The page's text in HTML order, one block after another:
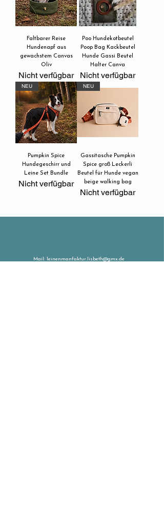
Faltbarer Reise
Hundenapf aus
gewachstem Canvas
Oliv
Nicht verfügbar
Poo Hundekotbeutel
Poop Bag Kackbeutel
Hunde Gassi Beutel
Halter Canva
Nicht verfügbar
NEU
Pumpkin Spice
Hundegeschirr und
Leine Set Bundle
Nicht verfügbar
NEU
Gassitasche Pumpkin
Spice groß Leckerli
Beutel für Hunde vegan
beige walking bag
Nicht verfügbar
Mail: leinenmanfaktur.lisbeth@gmx.de